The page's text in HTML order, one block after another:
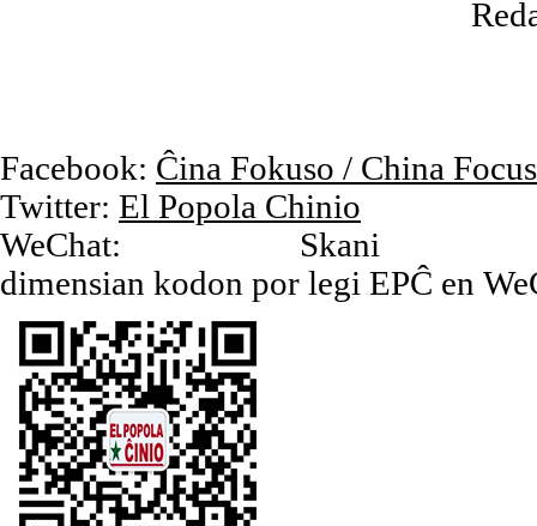
Facebook: Ĉina Fokuso / China
Twitter: El Popola Chinio
WeChat:
dimensian kodon por legi EPĈ en